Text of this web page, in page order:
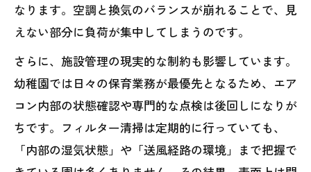
なります。空調と換気のバランスが崩れることで、見
えない部分に負荷が集中してしまうのです。
さらに、施設管理の現実的な制約も影響しています。
幼稚園では日々の保育業務が最優先となるため、エア
コン内部の状態確認や専門的な点検は後回しになりが
ちです。フィルター清掃は定期的に行っていても、
「内部の湿気状態」や「送風経路の環境」まで把握で